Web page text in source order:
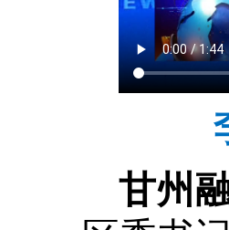
甘州